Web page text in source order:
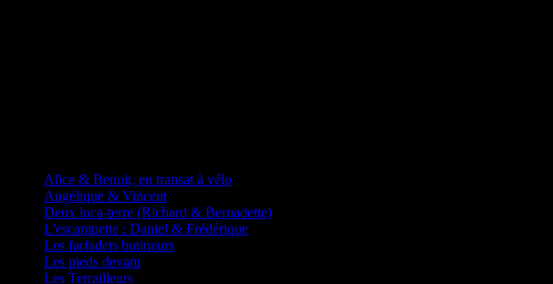
Alice & Benoit, en transat à vélo
Angélique & Vincent
Deux loca-terre (Richard & Bernadette)
L'escampette : Daniel & Frédérique
Les farfadets butineurs
Les pieds devant
Les Terrailleurs